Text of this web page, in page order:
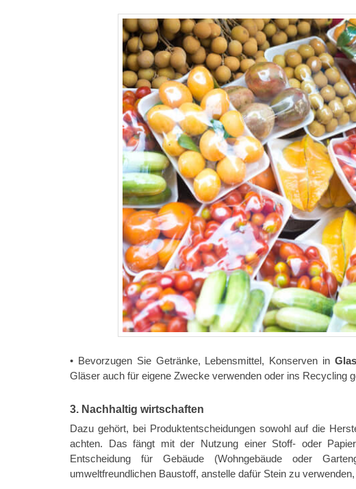
• Bevorzugen Sie Getränke, Lebensmittel, Konserven in
Gläser auch für eigene Zwecke verwenden oder ins Recycling
3. Nachhaltig wirtschaften
Dazu gehört, bei Produktentscheidungen sowohl auf die
achten. Das fängt mit der Nutzung einer Stoff- oder
Entscheidung für Gebäude (Wohngebäude oder
umweltfreundlichen Baustoff, anstelle dafür Stein zu